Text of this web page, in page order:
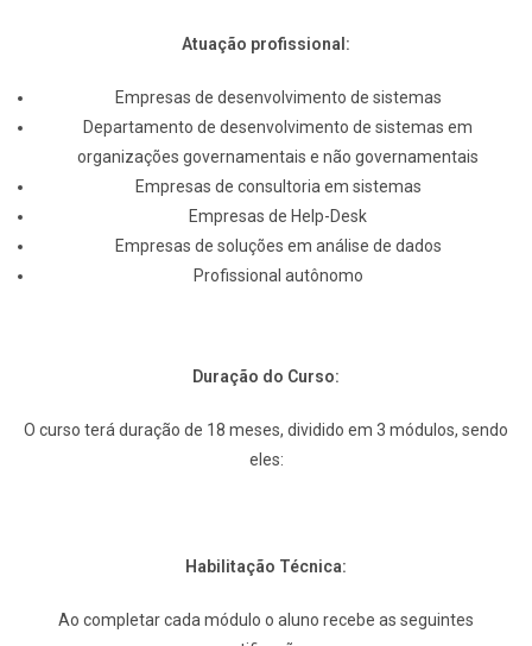
Atuação profissional:
Empresas de desenvolvimento de sistemas
Departamento de desenvolvimento de sistemas em
organizações governamentais e não governamentais
Empresas de consultoria em sistemas
Empresas de Help-Desk
Empresas de soluções em análise de dados
Profissional autônomo
Duração do Curso:
O curso terá duração de 18 meses, dividido em 3 módulos, sendo
eles:
Habilitação Técnica:
Ao completar cada módulo o aluno recebe as seguintes